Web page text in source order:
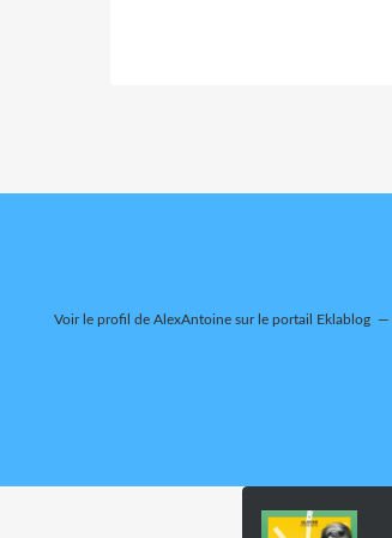
Voir le profil de AlexAntoine sur le portail Eklablog